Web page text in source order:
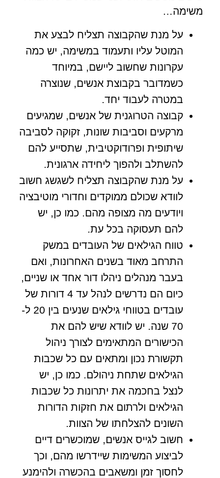
משימה…
על מנת שהקבוצה תצליח לבצע את
המוטל עליו ותעמוד במשימה, יש כמה
עקרונות שחשוב ליישם, במיוחד
כשמדובר בקבוצת אנשים, שנוצרה
במטרה לעבוד יחד.
קבוצה הטרוגנית של אנשים, שמגיעים
מרקעים וסביבות שונות, זקוקה לסביבה
שיתופית ופרודוקטיבית, שתסייע להם
להשתלב ולהפוך ליחידה ארגונית.
על מנת שהקבוצה תצליח לשגשג חשוב
לוודא שכולם ממוקדים וחדורי מוטיבציה
ויודעים מה מצופה מהם. כמו כן, יש
להם תעסוקה בכל עת.
טווח הגילאים של העובדים במשק
התרחב מאוד בשנים האחרונות, ואם
בעבר מנהלים ניהלו דור אחד או שניים,
כיום הם נדרשים לנהל עד 4 דורות של
עובדים בטווחי גילאים שנעים בין 20 ל-
70 שנה. יש לוודא שיש להם את
הכישורים המתאימים לצורך ניהול
תקשורת נכון ומתאים עם כל שכבות
הגילאים שתחת ניהולם. כמו כן, יש
לנצל בחכמה את יתרונות כל שכבות
הגילאים ולרתום את חזקות הדורות
השונים להצלחתו של הצוות.
חשוב לגייס אנשים, שמוכשרים דיים
לביצוע המשימות שיידרשו מהם, וכך
לחסוך זמן ומשאבים בהכשרה ולהימנע